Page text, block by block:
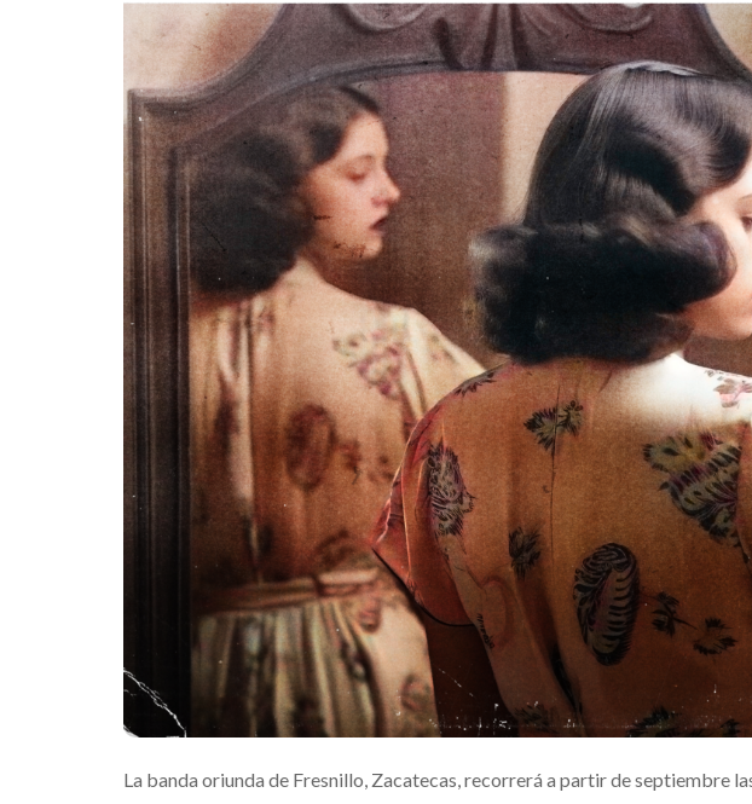
La banda oriunda de Fresnillo, Zacatecas, recorrerá a partir de septiembre